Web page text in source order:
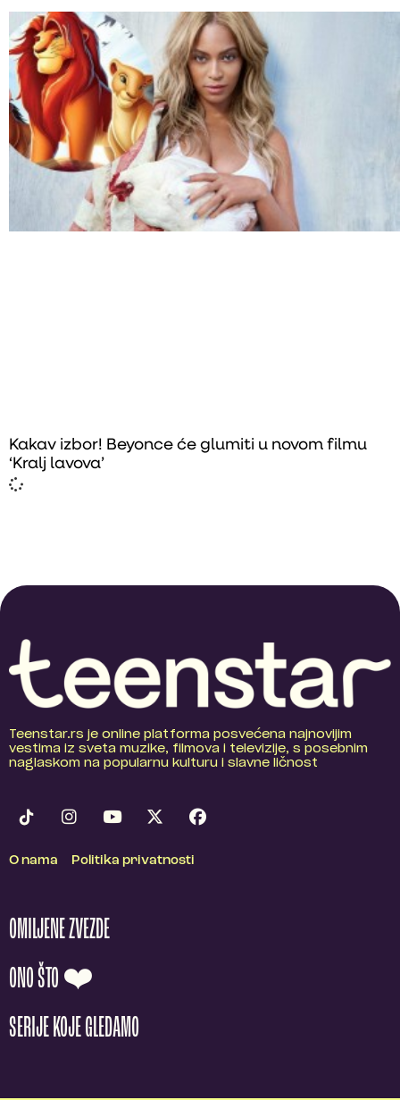
Kakav izbor! Beyonce će glumiti u novom filmu
‘Kralj lavova’
Teenstar.rs je online platforma posvećena najnovijim
vestima iz sveta muzike, filmova i televizije, s posebnim
naglaskom na popularnu kulturu i slavne ličnost
O nama Politika privatnosti
OMILJENE ZVEZDE
ONO ŠTO ❤️
SERIJE KOJE GLEDAMO